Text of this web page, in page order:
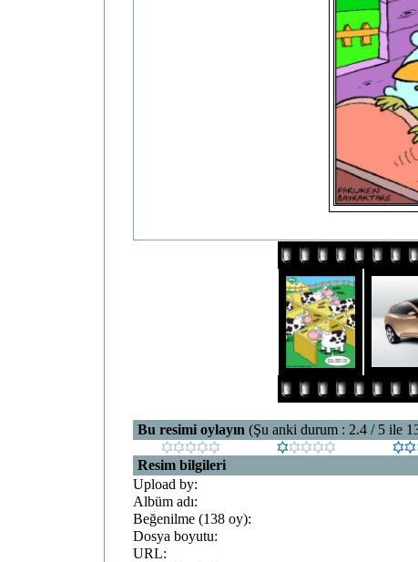
Bu resimi oylayın (Şu anki durum : 2.4 / 5 ile
Resim bilgileri
Upload by:
Albüm adı:
Beğenilme (138 oy):
Dosya boyutu:
URL: